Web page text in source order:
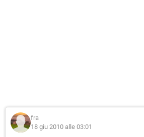
fra
18 giu 2010 alle 03:01